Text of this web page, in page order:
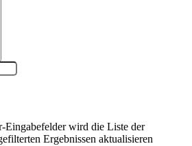
Eingabefelder wird die Liste der
Ergebnissen aktualisieren